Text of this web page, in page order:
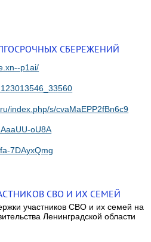
СБЕРЕЖЕНИЙ
p1ai/
index.php/s/cvaMaEPP2fBn6c9
oU8A
7DAyxQmg
СВО И ИХ СЕМЕЙ
участников СВО и их семей на
Ленинградской области